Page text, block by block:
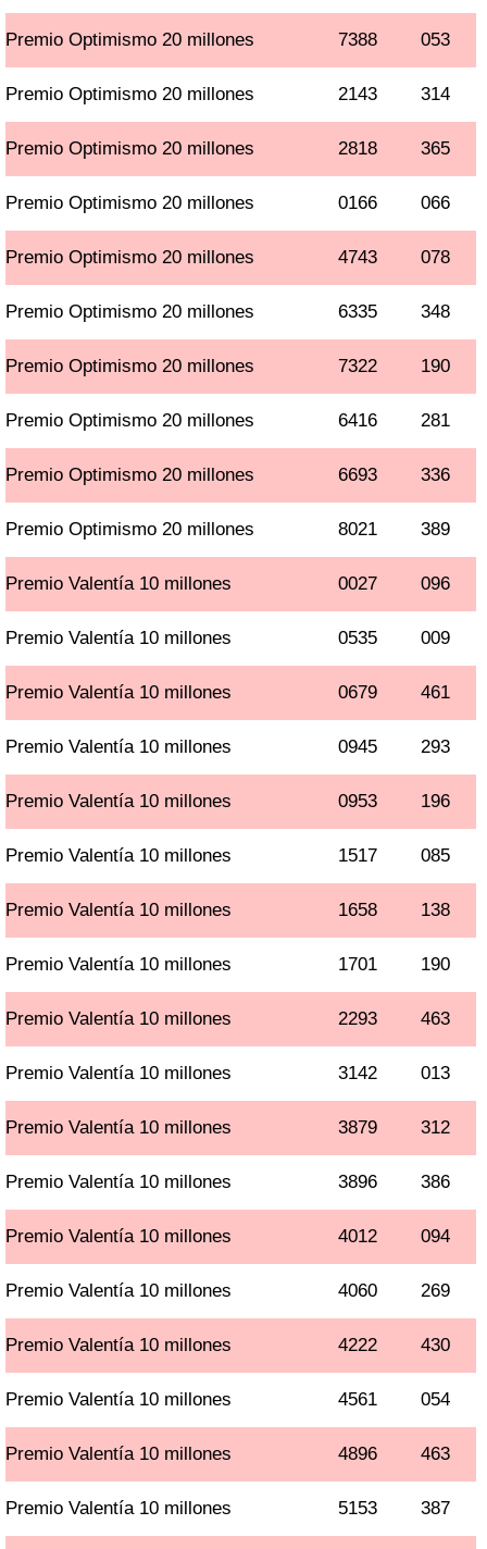
Premio Optimismo 20 millones 7388 053
Premio Optimismo 20 millones 2143 314
Premio Optimismo 20 millones 2818 365
Premio Optimismo 20 millones 0166 066
Premio Optimismo 20 millones 4743 078
Premio Optimismo 20 millones 6335 348
Premio Optimismo 20 millones 7322 190
Premio Optimismo 20 millones 6416 281
Premio Optimismo 20 millones 6693 336
Premio Optimismo 20 millones 8021 389
Premio Valentía 10 millones 0027 096
Premio Valentía 10 millones 0535 009
Premio Valentía 10 millones 0679 461
Premio Valentía 10 millones 0945 293
Premio Valentía 10 millones 0953 196
Premio Valentía 10 millones 1517 085
Premio Valentía 10 millones 1658 138
Premio Valentía 10 millones 1701 190
Premio Valentía 10 millones 2293 463
Premio Valentía 10 millones 3142 013
Premio Valentía 10 millones 3879 312
Premio Valentía 10 millones 3896 386
Premio Valentía 10 millones 4012 094
Premio Valentía 10 millones 4060 269
Premio Valentía 10 millones 4222 430
Premio Valentía 10 millones 4561 054
Premio Valentía 10 millones 4896 463
Premio Valentía 10 millones 5153 387